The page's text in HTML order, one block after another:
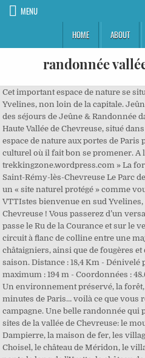
MENU
HOME
ABOUT
randonnée
Cet important espace de nature se situe en île-de-France, dans les Yvelines, non loin de la capitale. Jeûne Ile de France vous propose des séjours de Jeûne & Randonnée dans le Parc Naturel Régional de la Haute Vallée de Chevreuse, situé dans le département des Yvelines. Cet espace de nature aux portes de Paris possède un patrimoine naturel et culturel où il fait bon se promener. A lire aussi sur trekkingzone.wordpress.com » La forêt de Meridon (78 Yvelines) Saint-Rémy-lès-Chevreuse Le Parc de la Haute Vallée de Chevreuse est un « site naturel protégé » comme vous le savez sans doute. Amis VTTIstes bienvenue en sud Yvelines, aux portes de la Vallée de Chevreuse ! Vous passerez d’un versant à l’autre de la petite vallée où passe le Ru de la Courance et sur le versant en face vous ferez un circuit à flanc de colline entre une majorité de chênes et de châtaigniers, ainsi que de fougères et de bruyères quand c’est la saison. Distance : 18,4 Km - Dénivelé positif : 179 m - Altitude maximum : 194 m - Coordonnées : 48.69510 1.68409 48.73419 1.74558 Un environnement préservé, la forêt, un esprit village chic à 40 minutes de Paris… voilà ce que vous réserve cette petite ville à la campagne. Une belle randonnée qui permet de découvrir des beaux sites de la vallée de Chevreuse: le moulin de Châtillon, le château de Dampierre, la maison de fer, les villages de Fourcherolles, Senlisse et Choisel, le château de Méridon, le village de Chevreuse et ses petits ponts le long de l'Yvette, le château de la Madeleine. Distance : 14,8 Km - Dénivelé positif : 219 m - Altitude maximum : 174 m - Coordonnées : 48.67147 2.02074 48.70675 2.06958 Rochefort-en-Yvelines Pour vos déplacements, pensez au Randonnée entre étang, sentiers champêtres et forêt en passant par la petite ville du Mesnil-Saint-Denis. Envie d’une balade à pied en famille pour percer les secrets de Rochefort en Yvelines, petit village médiéval blotti au pied d’une butte en vallée de Chevreuse ? Chaussez vos meilleures chaussures de sport, on part pour en faire la Traversée de cette “Haute Vallée de Chevreuse”. au départ de la gare RER B de Saint-Rémy-les-Chevreuse. Vous serez d'ailleurs surpris par tant de verdure et de calme si près de Paris ! 36 σχόλια και 15 φωτογραφίες σας περιμένουν στη Booking.com. Petite randonnée pour découvrir la vallée de la Mérantaise, la Croix du Bois, le lavoir du Mérantais, le village de Magny-les-Hameaux, la Maison des Bonheurs (famille de peintres du XIXe siècle ), le Domaine de Brouëssy, et la stèle d'Hélène Boucher (aviatrice du début du XXe siècle). Saint-Rémy-lès-Chevreuse En choisissant Montfort l’Amaury pour votre randonnée à vélo vous choisissez de faire un voyage dans le temps agréable et instructif. Alors sans voiture Simone ! Distant de seulement 20 kilomètres, le plateau de Saclay constitue l'ensemble cultivé de dimension importante le plus proche de Paris. Randonnée de Maisons Laffitte à Saint-Germain-en-Laye le dimanche 11 octobre 2020 September 25, 2020 Trail ride in Vallée de Chevreuse, September 12 – 13, 2020 July 4, 2020 Covid – 19 March 17, 2020 Vous l'aurez compris, vous avez le choix : rando culturelle, historique, nature, lecture paysagère, rando en famille,... en vallée de Chevreuse randonner comme vous voulez ! Venir en RER dans la Vallée de Chevreuse Si vous ne possédez pas de voiture, sachez que le RER B vous amène directement à Saint-Rémy-lès-Chevreuse, la porte d’entrée de la vallée de Chevreuse. Dans le Parc Départemental des Côtes de Montbron, le Ru de Saint-Marc et trois étangs abritent une flore diversifiée et de nombreux oiseaux. Une randonnée mythique accessible d’un bout à l’autre en Pass Navigo. Le parc naturel régional de la haute vallée de Chevreuse s’apprécie avant tout pour ses paysages apaisants, faits de cultures et de forêts. Après il suffit de continuer le chemin jusqu'à Maincourt. Envie d’aller voir de plus près ? La seconde partie offre un cheminement entre forêt et petites routes tranquilles. distance : 25.1km. Cette randonnée vous fera découvrir le joli petit village de Chevreuse avec ses canaux agrémentés de ponts, puis vous emmènera en forêt avant de vous faire découvrir le château fort de la Madeleine dominant la vallée. Cette courte promenade allie patrimoine naturel et patrimoine bâti. Dampierre Balade reprenant une partie de l'ancienne voie de l'aérotrain, avec ses nombreux panneaux explicatifs, puis parcours à travers champs, quasi plat. Dans le Parc Naturel de la Haute Vallée de Chevreuse, une randonnée qui alterne chemins en forêt et petites routes entre prés et bois, à la rencontre d'un riche patrimoine dont la Fontaine Sainte-Anne qui fut longtemps l'objet de pèlerinages. Beau temps ensoleillé , frais au début. Forêts majestueuses, réserves naturelles, paysages champêtres, villages et bourgs de caractère, fermes et produits du terroir, sites historiques, artisanat d'art....Que de possibilités de randonner ! Bingo ! En boucle depuis Saint-Rémy-lès-Chevreuse. Les paysages de la vallée de Chevreuse ont une grande renommée puisqu'ils sont structurés par un éventail remarquable de sites historiques prestigieux et comportent une pittoresque mosaïque de paysages verdoyants où s'harmonisent massifs forestiers, plateaux agricoles et vallées escarpées. #Randonnée #Boucle #Chevreuse. L'itinéraire se